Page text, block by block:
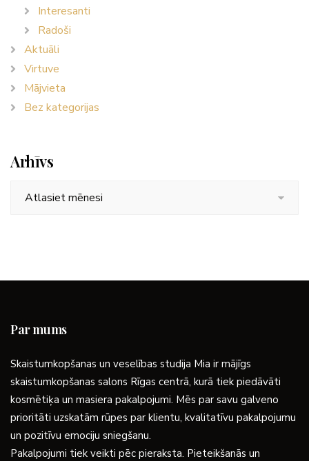
Interesanti
Radoši
Aktuāli
Virtuve
Mājvieta
Bez kategorijas
Arhīvs
Par mums
Skaistumkopšanas un veselības studija Mia ir mājīgs
skaistumkopšanas salons Rīgas centrā, kurā tiek piedāvāti
kosmētiķa un masiera pakalpojumi. Mēs par savu galveno
prioritāti uzskatām rūpes par klientu, kvalitatīvu pakalpojumu
un pozitīvu emociju sniegšanu.
Pakalpojumi tiek veikti pēc pieraksta. Pieteikšanās un